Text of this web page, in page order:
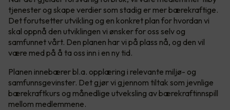
tjenester og skape verdier som stadig er mer bærekraftige.
Det forutsetter utvikling og en konkret plan for hvordan vi
skal oppnå den utviklingen vi ønsker for oss selv og
samfunnet vårt. Den planen har vi på plass nå, og den vil
være med på å ta oss inn i en ny tid.
Planen innebærer bl.a. opplæring i relevante miljø- og
samfunnsgevinster. Det gjør vi gjennom tiltak som jevnlige
bærekraftkurs og månedlige utveksling av bærekraftinnspill
mellom medlemmene.